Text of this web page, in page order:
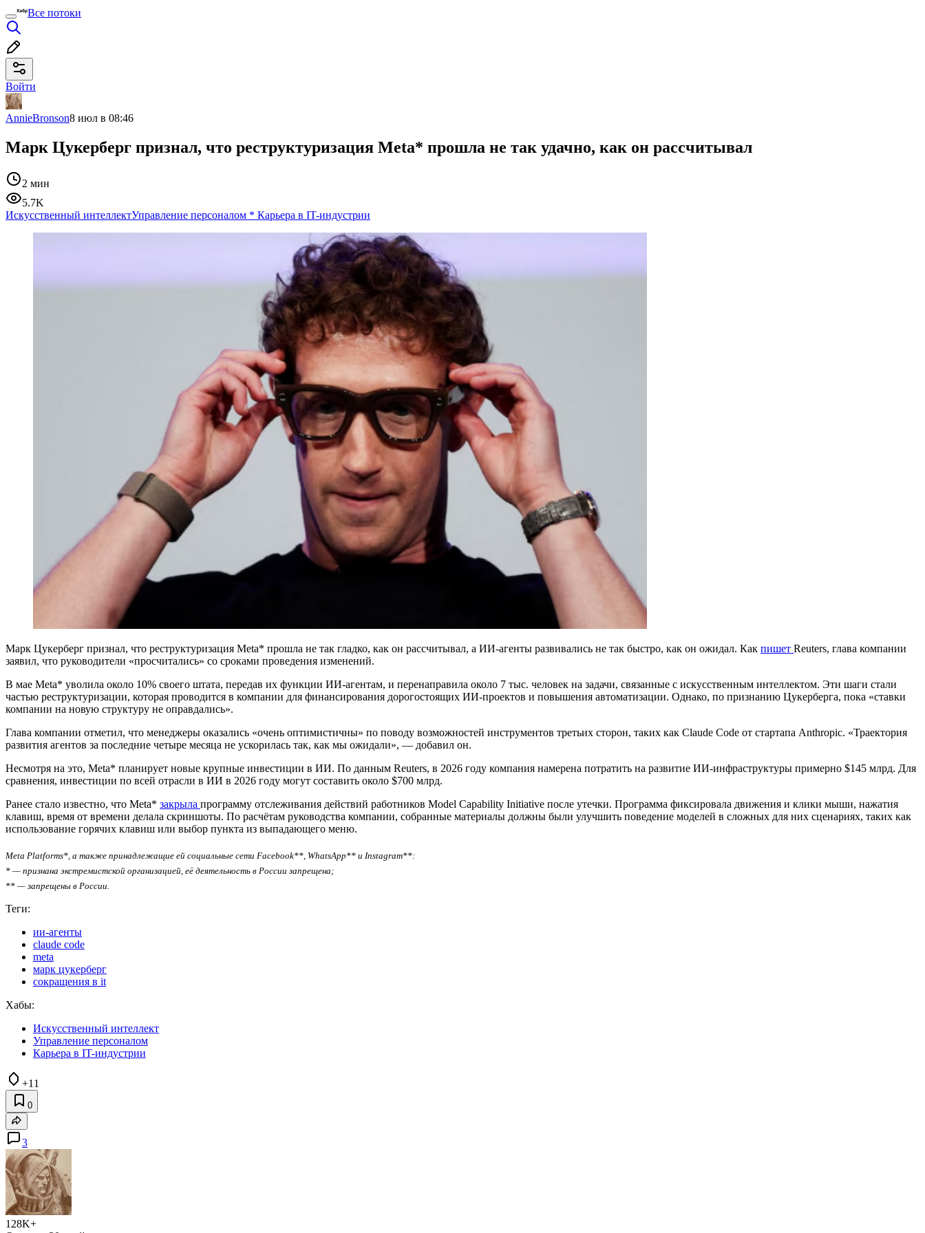
Все потоки
Войти
AnnieBronson8 июл в 08:46
Марк Цукерберг признал, что реструктуризация Meta* прошла не так удачно, как он рассчитывал
2 мин
5.7K
Искусственный интеллектУправление персоналом * Карьера в IT-индустрии
Марк Цукерберг признал, что реструктуризация Meta* прошла не так гладко, как он рассчитывал, а ИИ‑агенты развивались не так быстро, как он ожидал. Как пишет Reuters, глава компании
заявил, что руководители «просчитались» со сроками проведения изменений.
В мае Meta* уволила около 10% своего штата, передав их функции ИИ-агентам, и перенаправила около 7 тыс. человек на задачи, связанные с искусственным интеллектом. Эти шаги стали
частью реструктуризации, которая проводится в компании для финансирования дорогостоящих ИИ-проектов и повышения автоматизации. Однако, по признанию Цукерберга, пока «ставки
компании на новую структуру не оправдались».
Глава компании отметил, что менеджеры оказались «очень оптимистичны» по поводу возможностей инструментов третьих сторон, таких как Claude Code от стартапа Anthropic. «Траектория
развития агентов за последние четыре месяца не ускорилась так, как мы ожидали», — добавил он.
Несмотря на это, Meta* планирует новые крупные инвестиции в ИИ. По данным Reuters, в 2026 году компания намерена потратить на развитие ИИ-инфраструктуры примерно $145 млрд. Для
сравнения, инвестиции по всей отрасли в ИИ в 2026 году могут составить около $700 млрд.
Ранее стало известно, что Meta* закрыла программу отслеживания действий работников Model Capability Initiative после утечки. Программа фиксировала движения и клики мыши, нажатия
клавиш, время от времени делала скриншоты. По расчётам руководства компании, собранные материалы должны были улучшить поведение моделей в сложных для них сценариях, таких как
использование горячих клавиш или выбор пункта из выпадающего меню.
Meta Platforms*, а также принадлежащие ей социальные сети Facebook**, WhatsApp** и Instagram**:
* — признана экстремистской организацией, её деятельность в России запрещена;
** — запрещены в России.
Теги:
ии-агенты
claude code
meta
марк цукерберг
сокращения в it
Хабы:
Искусственный интеллект
Управление персоналом
Карьера в IT-индустрии
+11
0
3
128K+